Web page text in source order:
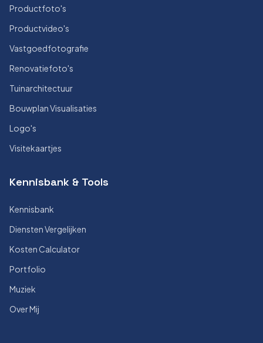
Productfoto's
Productvideo's
Vastgoedfotografie
Renovatiefoto's
Tuinarchitectuur
Bouwplan Visualisaties
Logo's
Visitekaartjes
Kennisbank & Tools
Kennisbank
Diensten Vergelijken
Kosten Calculator
Portfolio
Muziek
Over Mij